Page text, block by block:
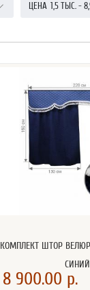
1,5 ТЫС.-
ЦЕНА
КОМПЛЕКТ ШТОР
СИНИЙ
8 900.00 р.